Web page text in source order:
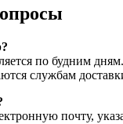
по будним
службам
почту,